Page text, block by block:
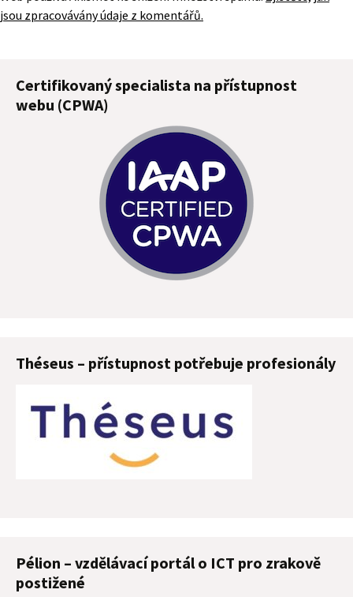
jsou zpracovávány údaje z komentářů.
Certifikovaný specialista na přístupnost
webu (CPWA)
Théseus – přístupnost potřebuje profesionály
Pélion – vzdělávací portál o ICT pro zrakově
postižené